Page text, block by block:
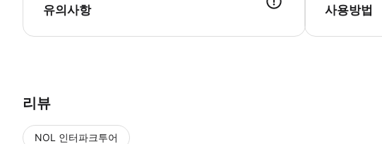
유의사항 사용방법
리뷰
NOL 인터파크투어